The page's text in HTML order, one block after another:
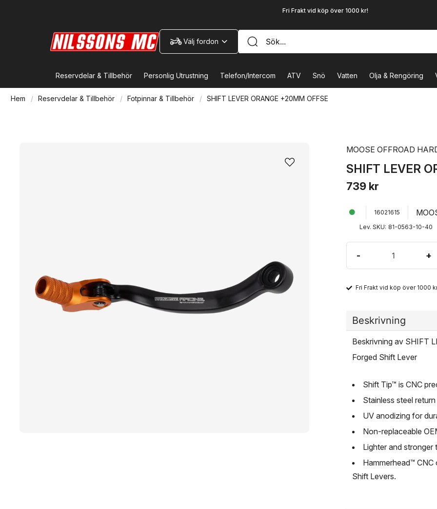
Fri Frakt vid köp över 1000 kr!
Välj fordon
Reservdelar & Tillbehör Personlig Utrustning Telefon/Intercom ATV Snö Vatten Olja & Rengöring
Hem Reservdelar & Tillbehör Fotpinnar & Tillbehör SHIFT LEVER ORANGE +20MM OFFSE
MOOSE OFFROAD
SHIFT LEVER
739 kr
16021615
Lev. SKU: 81-0563-10-40
- +
Fri Frakt vid köp över 1000
Beskrivning
Beskrivning av SHIFT
Forged Shift Lever
Shift Tip™ is CNC
Stainless steel
UV anodizing for
Non-replaceable
Lighter and
Hammerhead™
Shift Levers.